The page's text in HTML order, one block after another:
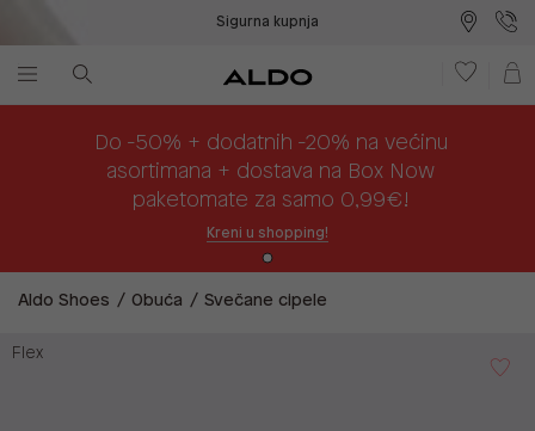
Sigurna kupnja
Do -50% + dodatnih -20% na većinu
asortimana + dostava na Box Now
paketomate za samo 0,99€!
Kreni u shopping!
Aldo Shoes Obuća Svečane cipele
Flex